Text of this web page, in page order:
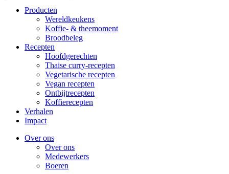
Producten
Wereldkeukens
Koffie- & theemoment
Broodbeleg
Recepten
Hoofdgerechten
Thaise curry-recepten
Vegetarische recepten
Vegan recepten
Ontbijtrecepten
Koffierecepten
Verhalen
Impact
Over ons
Over ons
Medewerkers
Boeren